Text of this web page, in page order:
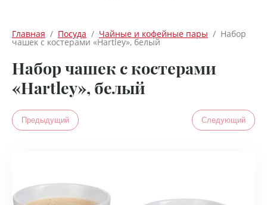
Главная
  /
Посуда
  /
Чайные и кофейные пары
  /  Набор
чашек с костерами «Hartley», белый
Набор чашек с костерами
«Hartley», белый
Предыдущий Следующий